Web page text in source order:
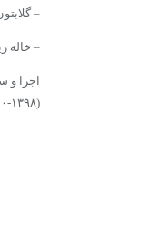
– گلابتون
– خاله
اجرا و
(۱۳۹۸-۱۴۰۰)